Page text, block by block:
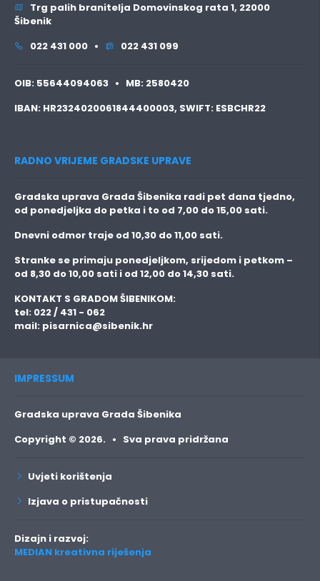
Trg palih branitelja Domovinskog rata 1, 22000
Šibenik
022 431 000 •
022 431 099
OIB: 55644094063 • MB: 2580420
IBAN: HR2324020061844400003, SWIFT: ESBCHR22
RADNO VRIJEME GRADSKE UPRAVE
Gradska uprava Grada Šibenika radi pet dana tjedno,
od ponedjeljka do petka i to od 7,00 do 15,00 sati.
Dnevni odmor traje od 10,30 do 11,00 sati.
Stranke se primaju ponedjeljkom, srijedom i petkom –
od 8,30 do 10,00 sati i od 12,00 do 14,30 sati.
KONTAKT S GRADOM ŠIBENIKOM:
tel: 022 / 431 - 062
mail: pisarnica@sibenik.hr
IMPRESSUM
Gradska uprava Grada Šibenika
Copyright © 2026. • Sva prava pridržana
Uvjeti korištenja
Izjava o pristupačnosti
Dizajn i razvoj:
MEDIAN kreativna riješenja